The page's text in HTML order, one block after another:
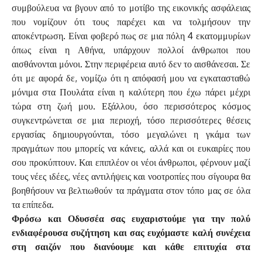
συμβούλευα να βγουν από το μοτίβο της εικονικής ασφάλειας
που νομίζουν ότι τους παρέχει και να τολμήσουν την
αποκέντρωση. Είναι φοβερό πως σε μια πόλη 4 εκατομμυρίων
όπως είναι η Αθήνα, υπάρχουν πολλοί άνθρωποι που
αισθάνονται μόνοι. Στην περιφέρεια αυτό δεν το αισθάνεσαι. Σε
ότι με αφορά δε, νομίζω ότι η απόφασή μου να εγκατασταθώ
μόνιμα στα Πουλάτα είναι η καλύτερη που έχω πάρει μέχρι
τώρα στη ζωή μου. Εξάλλου, όσο περισσότερος κόσμος
συγκεντρώνεται σε μια περιοχή, τόσο περισσότερες θέσεις
εργασίας δημιουργούνται, τόσο μεγαλώνει η γκάμα των
πραγμάτων που μπορείς να κάνεις, αλλά και οι ευκαιρίες που
σου προκύπτουν. Και επιπλέον οι νέοι άνθρωποι, φέρνουν μαζί
τους νέες ιδέες, νέες αντιλήψεις και νοοτροπίες που σίγουρα θα
βοηθήσουν να βελτιωθούν τα πράγματα στον τόπο μας σε όλα
τα επίπεδα.
Φρόσω και Οδυσσέα σας ευχαριστούμε για την πολύ
ενδιαφέρουσα συζήτηση και σας ευχόμαστε καλή συνέχεια
στη σαιζόν που διανύουμε και κάθε επιτυχία στα